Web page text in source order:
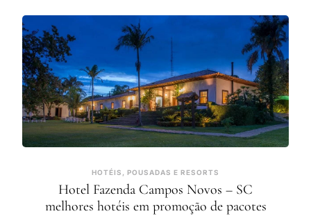
HOTÉIS, POUSADAS E RESORTS
Hotel Fazenda Campos Novos – SC
melhores hotéis em promoção de pacotes